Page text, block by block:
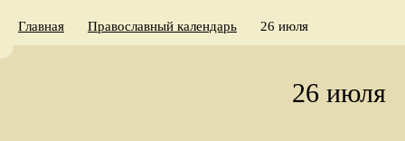
Главная Православный календарь 26 июля
26 июля